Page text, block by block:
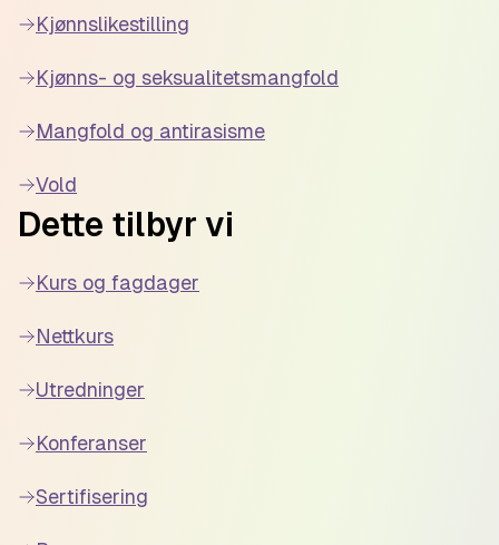
Kjønnslikestilling
Kjønns- og seksualitetsmangfold
Mangfold og antirasisme
Vold
Dette tilbyr vi
Kurs og fagdager
Nettkurs
Utredninger
Konferanser
Sertifisering